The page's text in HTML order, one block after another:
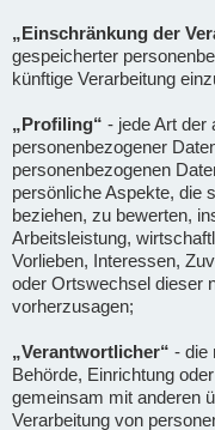
„Einschränkung der
gespeicherter
künftige Verarbeitung
„Profiling“ - jede Art der
personenbezogener
personenbezogenen
persönliche Aspekte, die
beziehen, zu bewerten,
Arbeitsleistung,
Vorlieben, Interessen,
oder Ortswechsel dieser
vorherzusagen;
„Verantwortlicher“ - die
Behörde, Einrichtung
gemeinsam mit anderen
Verarbeitung von